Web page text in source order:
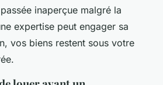
inaperçue malgré la
expertise peut engager sa
vos biens restent sous votre